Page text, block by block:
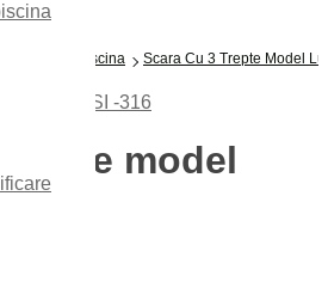
Scari Piscina Scara Cu 3 Trepte Model
model